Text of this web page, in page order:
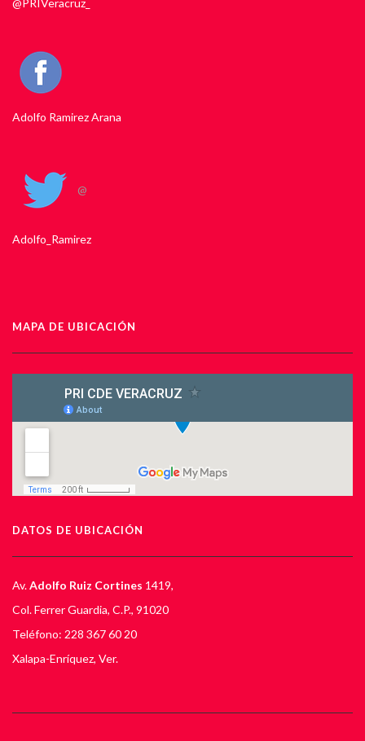
@PRIVeracruz_
Adolfo Ramirez Arana
@
Adolfo_Ramirez
MAPA DE UBICACIÓN
DATOS DE UBICACIÓN
Av.Adolfo Ruiz Cortines 1419,
Col. Ferrer Guardia, C.P., 91020
Teléfono: 228 367 60 20
Xalapa-Enríquez, Ver.